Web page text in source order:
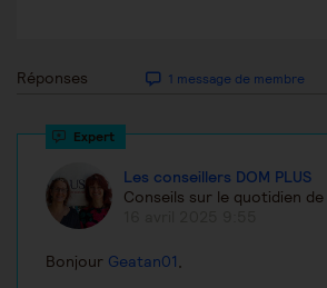
Réponses 1 message de membre
Les conseillers DOM PLUS
Conseils sur le quotidien
Bonjour Geatan01,